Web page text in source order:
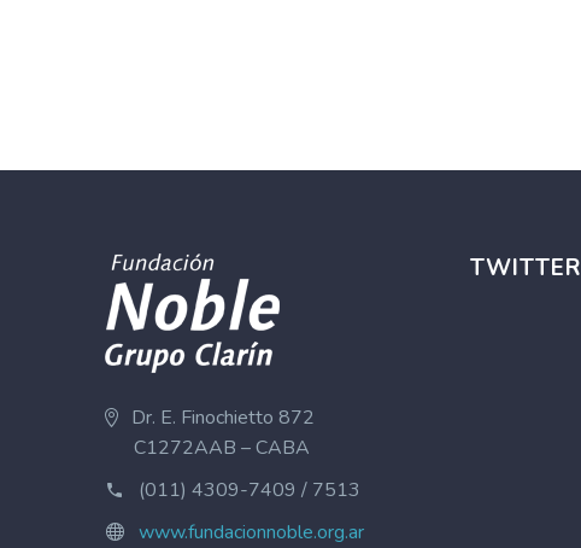
Dr. E. Finochietto 872
C1272AAB – CABA
(011) 4309-7409 / 7513
www.fundacionnoble.org.ar
TWITTER